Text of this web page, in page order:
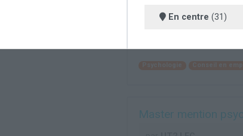
En centre (31)
Master mention